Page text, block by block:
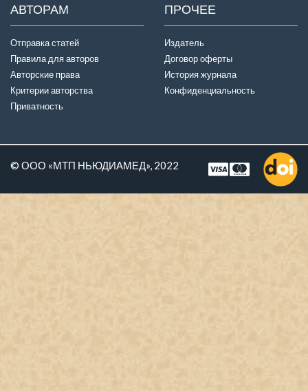
АВТОРАМ
Отправка статей
Правила для авторов
Авторские права
Критерии авторства
Приватность
ПРОЧЕЕ
Издатель
Договор оферты
История журнала
Конфиденциальность
© ООО «МТП НЬЮДИАМЕД», 2022